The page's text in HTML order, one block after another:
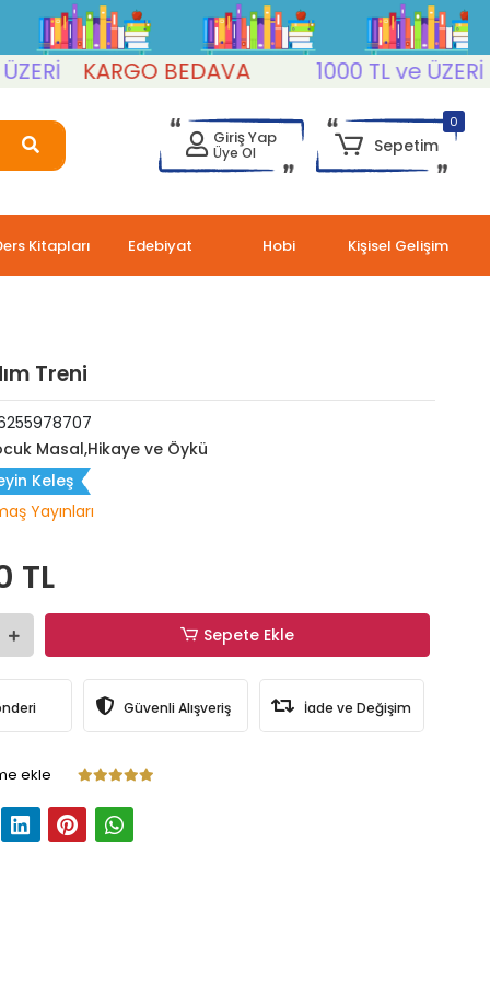
KARGO BEDAVA 1000 TL ve ÜZERİ
Giriş Yap
Üye Ol
0
Sepetim
Kitapları Edebiyat Hobi Kişisel Gelişim
Treni
Masal,Hikaye ve Öykü
Keleş
Yayınları
TL
Sepete Ekle
Güvenli Alışveriş İade ve Değişim
ekle